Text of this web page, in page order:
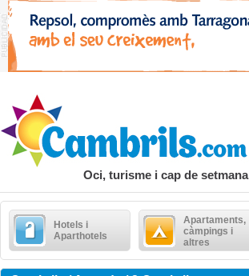
Oci, turisme i cap de setmana
Hotels i
Aparthotels
Apartaments,
càmpings i
altres